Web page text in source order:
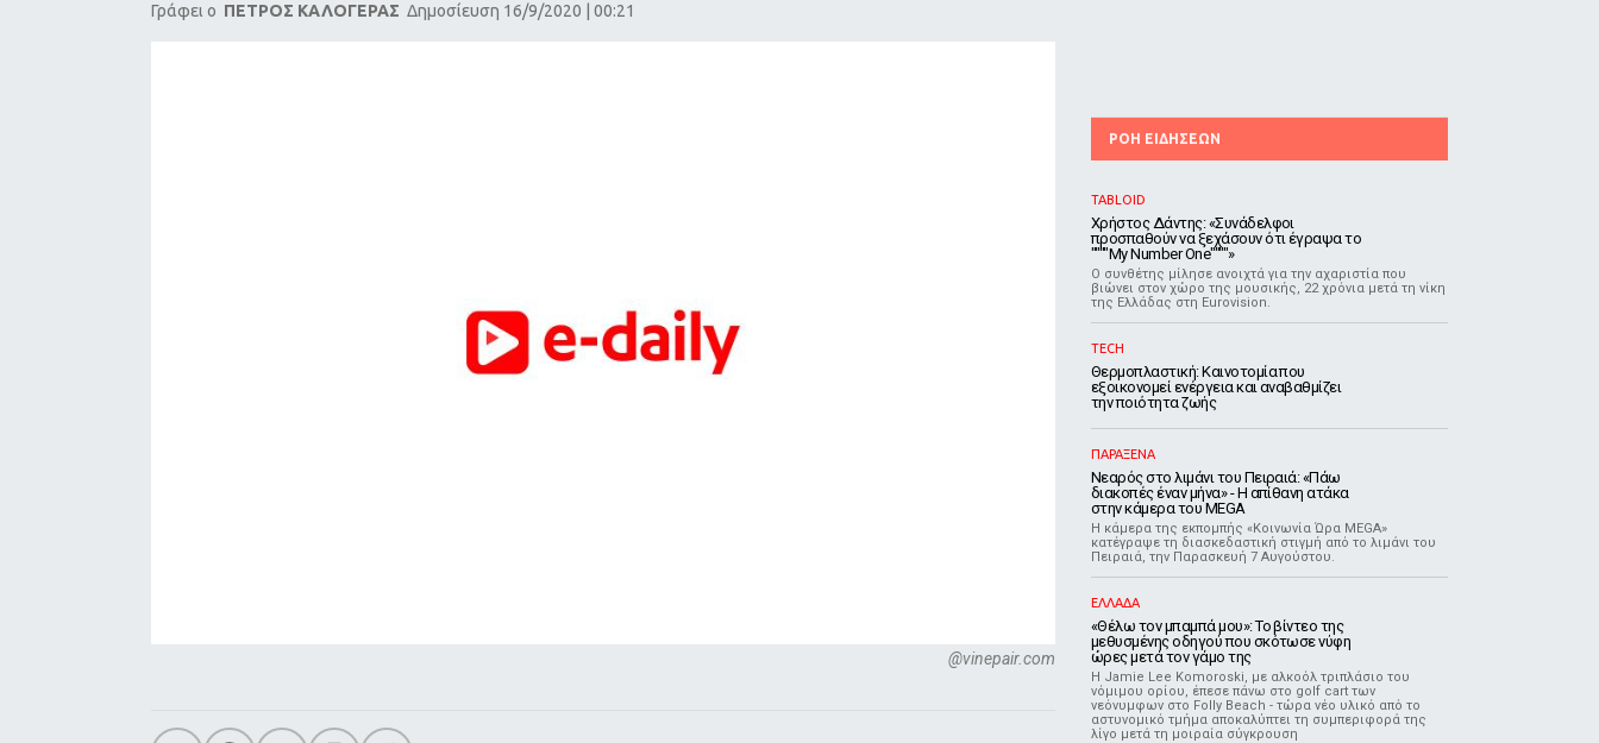
Γράφει ο ΠΕΤΡΟΣ ΚΑΛΟΓΕΡΑΣ Δημοσίευση 16/9/2020 | 00:21
@vinepair.com
ΡΟΗ ΕΙΔΗΣΕΩΝ
TABLOID
Χρήστος Δάντης: «Συνάδελφοι
προσπαθούν να ξεχάσουν ότι έγραψα το
""""My Number One""""»
Ο συνθέτης μίλησε ανοιχτά για την αχαριστία που
βιώνει στον χώρο της μουσικής, 22 χρόνια μετά τη νίκη
της Ελλάδας στη Eurovision.
TECH
Θερμοπλαστική: Καινοτομία που
εξοικονομεί ενέργεια και αναβαθμίζει
την ποιότητα ζωής
ΠΑΡΑΞΕΝΑ
Νεαρός στο λιμάνι του Πειραιά: «Πάω
διακοπές έναν μήνα» - Η απίθανη ατάκα
στην κάμερα του MEGA
Η κάμερα της εκπομπής «Κοινωνία Ώρα MEGA»
κατέγραψε τη διασκεδαστική στιγμή από το λιμάνι του
Πειραιά, την Παρασκευή 7 Αυγούστου.
ΕΛΛΑΔΑ
«Θέλω τον μπαμπά μου»: Το βίντεο της
μεθυσμένης οδηγού που σκότωσε νύφη
ώρες μετά τον γάμο της
Η Jamie Lee Komoroski, με αλκοόλ τριπλάσιο του
νόμιμου ορίου, έπεσε πάνω στο golf cart των
νεόνυμφων στο Folly Beach - τώρα νέο υλικό από το
αστυνομικό τμήμα αποκαλύπτει τη συμπεριφορά της
λίγο μετά τη μοιραία σύγκρουση